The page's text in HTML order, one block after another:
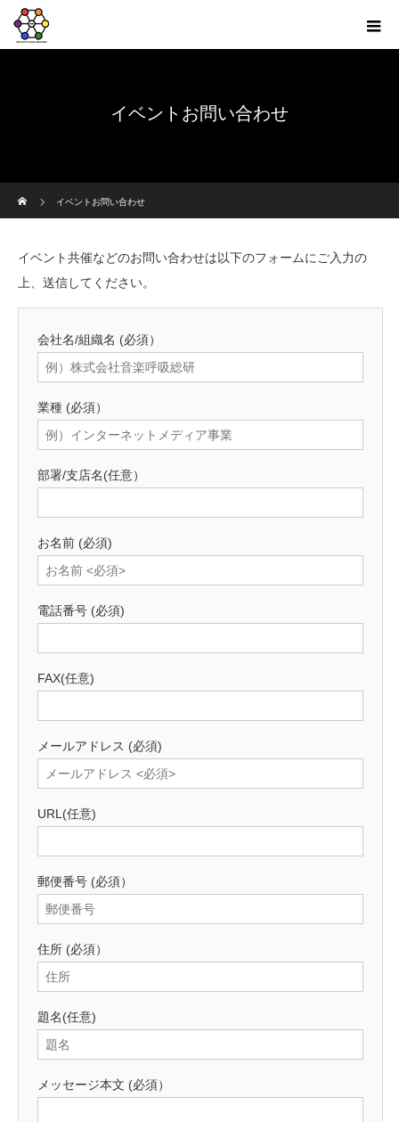
イベントお問い合わせ
イベントお問い合わせ
イベント共催などのお問い合わせは以下のフォームにご入力の
上、送信してください。
会社名/組織名 (必須）
業種 (必須）
部署/支店名(任意）
お名前 (必須)
電話番号 (必須)
FAX(任意)
メールアドレス (必須)
URL (任意)
郵便番号 (必須）
住所 (必須）
題名(任意)
メッセージ本文 (必須）